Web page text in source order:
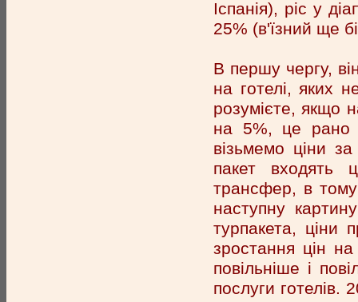
Іспанія), ріс у
25% (в'їзний ще
В першу чергу,
на готелі, яких
розумієте, якщо
на 5%, це рано
візьмемо ціни
пакет входять
трансфер, в тому
наступну
турпакета, ціни
зростання цін
повільніше і
послуги готелів.